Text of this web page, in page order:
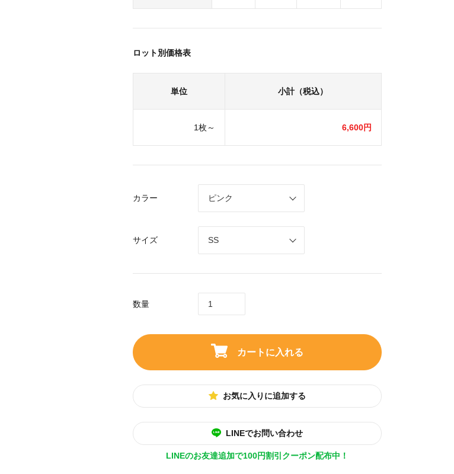
ロット別価格表
単位 小計（税込）
1枚～ 6,600円
カラー
サイズ
数量
カートに入れる
お気に入りに追加する
LINEでお問い合わせ
LINEのお友達追加で100円割引クーポン配布中！